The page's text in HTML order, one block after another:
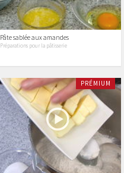
Pâte sablée aux amandes
Préparations pour la pâtisserie
PRÉMIUM